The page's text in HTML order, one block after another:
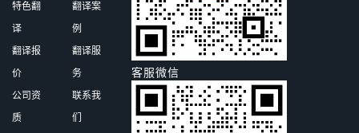
特色翻
译
翻译报
价
公司资
质
翻译案
例
翻译服
务
联系我
们
客服微信